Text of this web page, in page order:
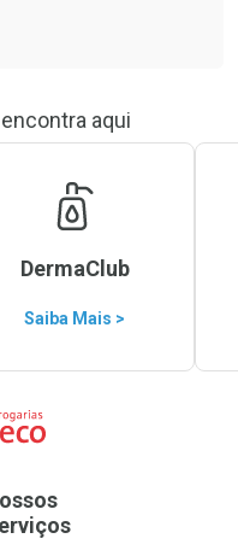
aqui
DermaClub
Saiba Mais >